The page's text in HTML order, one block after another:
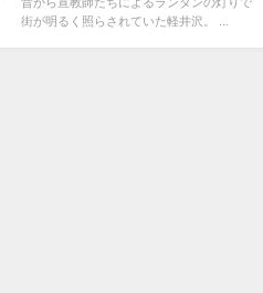
街が明るく照らされていた軽井沢。 ...